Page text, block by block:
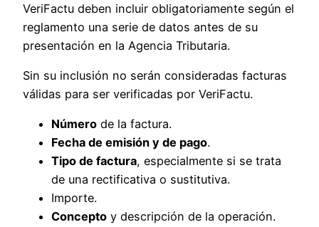
VeriFactu deben incluir obligatoriamente según el
reglamento una serie de datos antes de su
presentación en la Agencia Tributaria.
Sin su inclusión no serán consideradas facturas
válidas para ser verificadas por VeriFactu.
Número de la factura.
Fecha de emisión y de pago.
Tipo de factura, especialmente si se trata
de una rectificativa o sustitutiva.
Importe.
Concepto y descripción de la operación.